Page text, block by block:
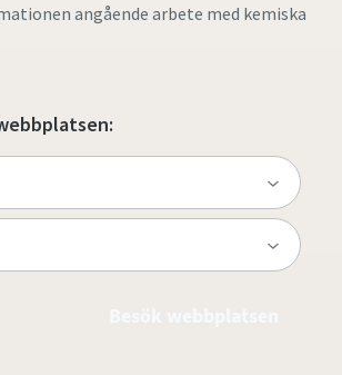
angående arbete med kemiska